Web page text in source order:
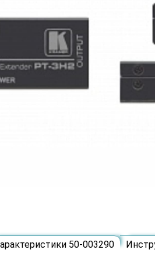
50-003290